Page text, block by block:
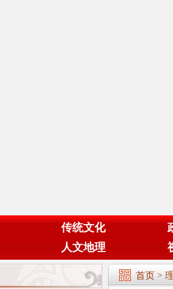
传统文化
人文地理
首页>